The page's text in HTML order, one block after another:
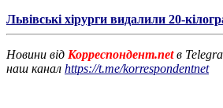
Львівські хірурги видалили 20-
Новини від Корреспондент.netв
наш канал https://t.me/korrespondentnet